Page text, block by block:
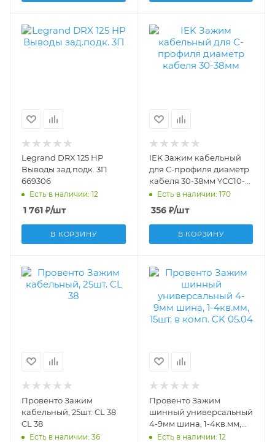
Legrand DRX 125 HP
Выводы зад.подк. 3П
669306
Есть в наличии: 12
1 761 ₽/шт
В КОРЗИНУ
IEK Зажим кабельный
для С-профиля диаметр
кабеля 30-38мм YCC10-
30-30-038
Есть в наличии: 170
356₽/шт
В КОРЗИНУ
Провенто Зажим
кабельный, 25шт. CL 38
CL 38
Есть в наличии: 36
Провенто Зажим
шинный универсальный
4-9мм шина, 1-4кв.мм,
15шт. в комп. CK 05.04 CK
Есть в наличии: 12